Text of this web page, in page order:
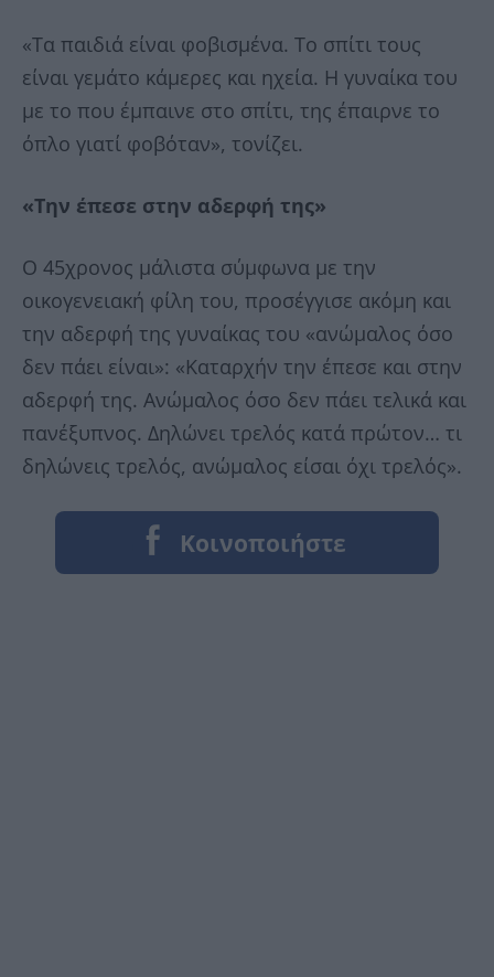
«Τα παιδιά είναι φοβισμένα. Το σπίτι τους
είναι γεμάτο κάμερες και ηχεία. Η γυναίκα του
με το που έμπαινε στο σπίτι, της έπαιρνε το
όπλο γιατί φοβόταν», τονίζει.
«Την έπεσε στην αδερφή της»
Ο 45χρονος μάλιστα σύμφωνα με την
οικογενειακή φίλη του, προσέγγισε ακόμη και
την αδερφή της γυναίκας του «ανώμαλος όσο
δεν πάει είναι»: «Καταρχήν την έπεσε και στην
αδερφή της. Ανώμαλος όσο δεν πάει τελικά και
πανέξυπνος. Δηλώνει τρελός κατά πρώτον… τι
δηλώνεις τρελός, ανώμαλος είσαι όχι τρελός».